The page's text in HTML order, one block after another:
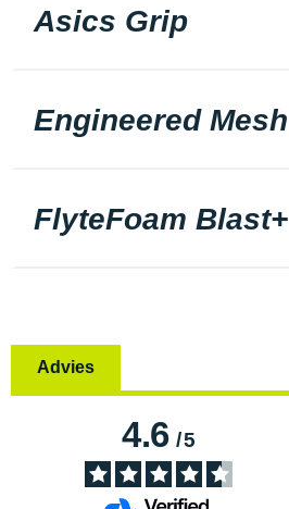
Asics Grip
Engineered Mesh
FlyteFoam Blast+
Advies
4.6/5